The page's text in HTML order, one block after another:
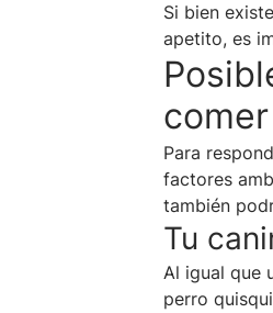
Si bien
apetito, es
comer
Para
factores
también
Tu
Al igual que
perro